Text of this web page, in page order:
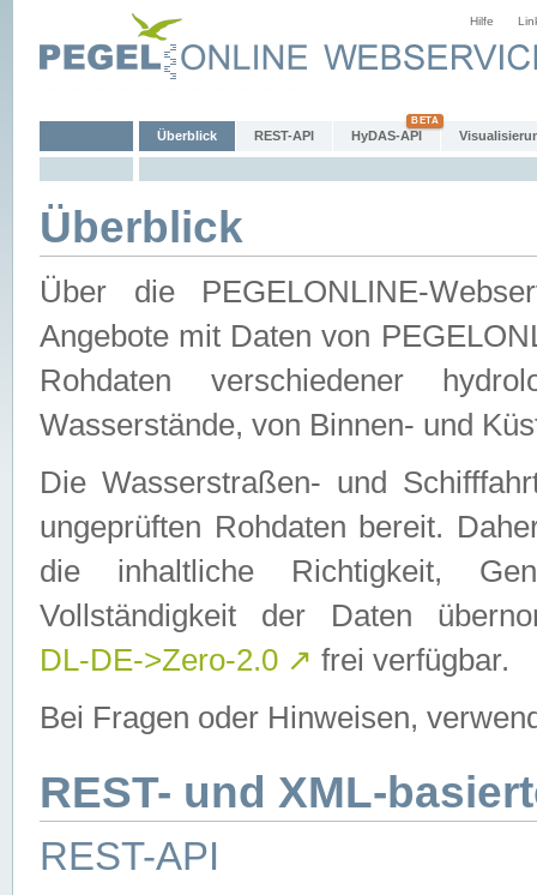
Hilfe
Überblick REST-API HyDAS-API
Überblick
Über die PEGELONLINE-
Angebote mit Daten von
Rohdaten verschiedener
Wasserstände, von Binnen- und
Die Wasserstraßen- und
ungeprüften Rohdaten bereit.
die inhaltliche Richtigkeit,
Vollständigkeit der Daten
DL-DE->Zero-2.0 ↗ frei verfügbar.
Bei Fragen oder Hinweisen,
REST- und XML-
REST-API